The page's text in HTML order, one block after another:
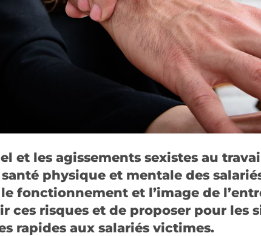
et les agissements sexistes au
physique et mentale des
fonctionnement et l’image de
ces risques et de proposer pour les
rapides aux salariés victimes.